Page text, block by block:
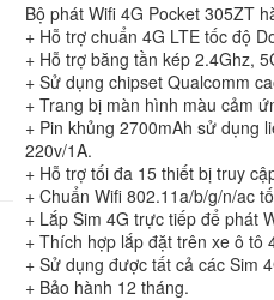
Bộ phát Wifi 4G Pocket 305ZT
+ Hỗ trợ chuẩn 4G LTE tốc độ
+ Hỗ trợ băng tần kép 2.4Ghz,
+ Sử dụng chipset Qualcomm
+ Trang bị màn hình màu cảm
+ Pin khủng 2700mAh sử dụng
220v/1A.
+ Hỗ trợ tối đa 15 thiết bị truy
+ Chuẩn Wifi 802.11a/b/g/n/ac
+ Lắp Sim 4G trực tiếp để phát
+ Thích hợp lắp đặt trên xe ô tô
+ Sử dụng được tất cả các Sim
+ Bảo hành 12 tháng.